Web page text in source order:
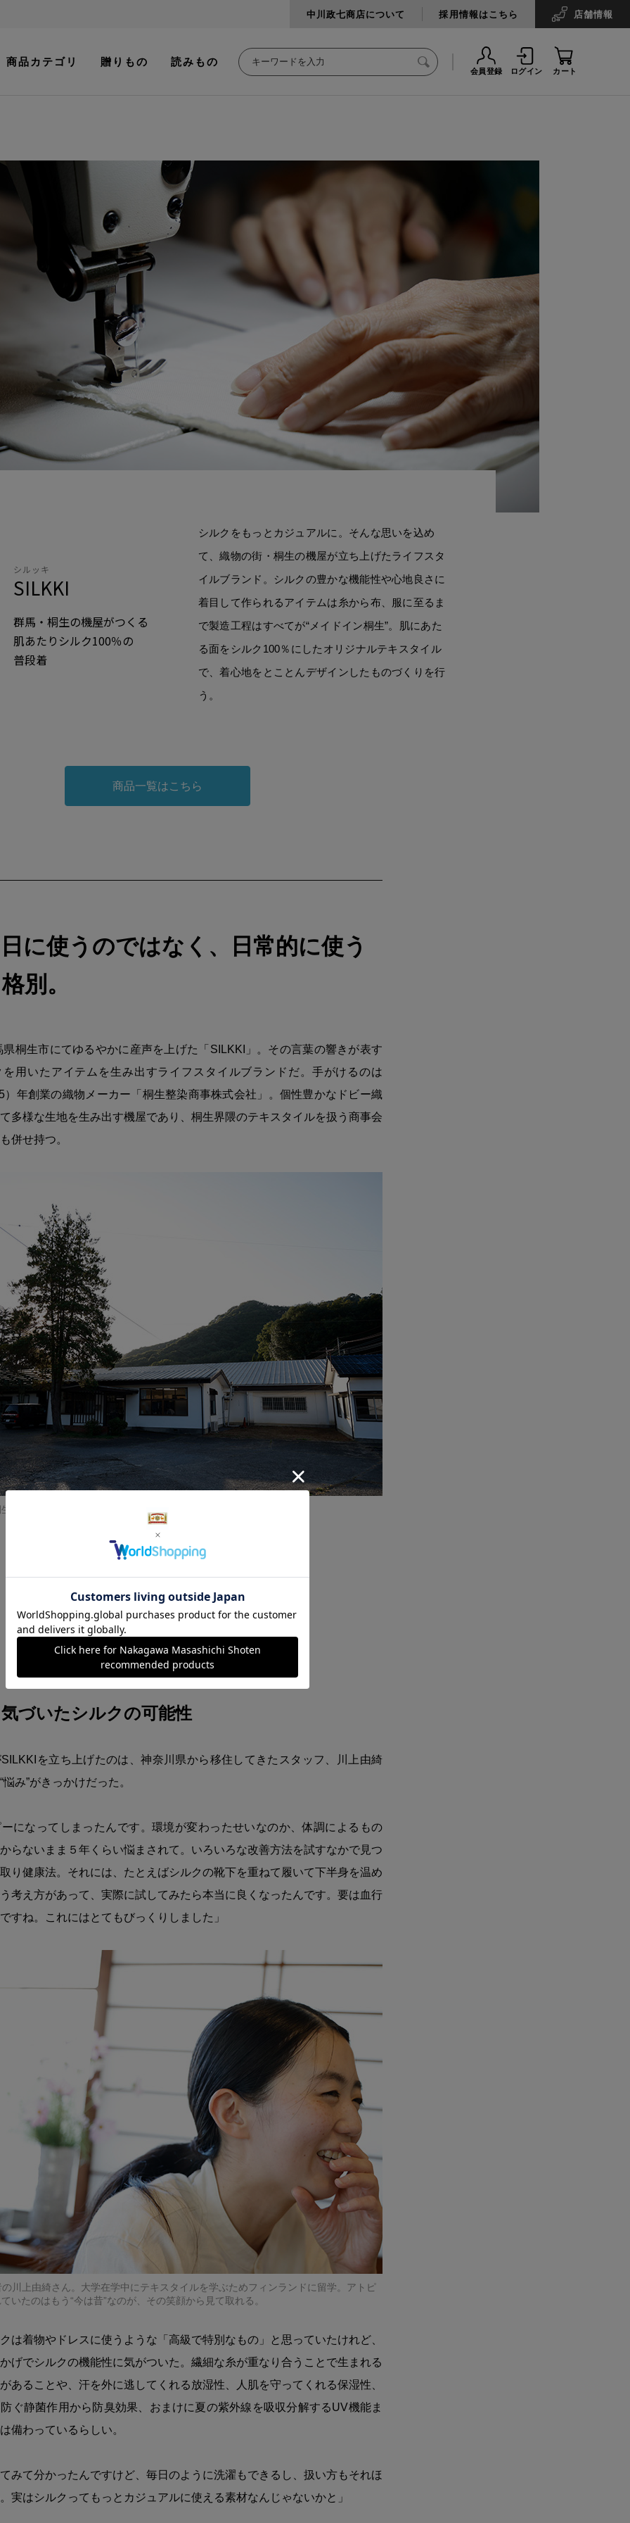
中川政七商店について 採用情報はこちら 店舗情報
商品カテゴリ 贈りもの 読みもの
会員登録 ログイン カート
シルッキ
SILKKI
群馬・桐生の機屋がつくる
肌あたりシルク100％の
普段着
シルクをもっとカジュアルに。そんな思いを込め
て、織物の街・桐生の機屋が立ち上げたライフスタ
イルブランド。シルクの豊かな機能性や心地良さに
着目して作られるアイテムは糸から布、服に至るま
で製造工程はすべてが“メイドイン桐生”。肌にあた
る面をシルク100％にしたオリジナルテキスタイル
で、着心地をとことんデザインしたものづくりを行
う。
商品一覧はこちら
に使うのではなく、日常的に使う
別。
県桐生市にてゆるやかに産声を上げた「SILKKI」。その言葉の響きが表す
を用いたアイテムを生み出すライフスタイルブランドだ。手がけるのは
）年創業の織物メーカー「桐生整染商事株式会社」。個性豊かなドビー織
多様な生地を生み出す機屋であり、桐生界隈のテキスタイルを扱う商事会
併せ持つ。
整染商事株式会社の工場。
づいたシルクの可能性
を立ち上げたのは、神奈川県から移住してきたスタッフ、川上由綺
み”がきっかけだった。
ーになってしまったんです。環境が変わったせいなのか、体調によるもの
らないまま５年くらい悩まされて。いろいろな改善方法を試すなかで見つ
り健康法。それには、たとえばシルクの靴下を重ねて履いて下半身を温め
考え方があって、実際に試してみたら本当に良くなったんです。要は血行
すね。これにはとてもびっくりしました」
の川上由綺さん。大学在学中にテキスタイルを学ぶためフィンランドに留学。アトピ
いたのはもう“今は昔”なのが、その笑顔から見て取れる。
は着物やドレスに使うような「高級で特別なもの」と思っていたけれど、
げでシルクの機能性に気がついた。繊細な糸が重なり合うことで生まれる
あることや、汗を外に逃してくれる放湿性、人肌を守ってくれる保湿性、
ぐ静菌作用から防臭効果、おまけに夏の紫外線を吸収分解するUV機能ま
備わっているらしい。
てみて分かったんですけど、毎日のように洗濯もできるし、扱い方もそれほ
実はシルクってもっとカジュアルに使える素材なんじゃないかと」